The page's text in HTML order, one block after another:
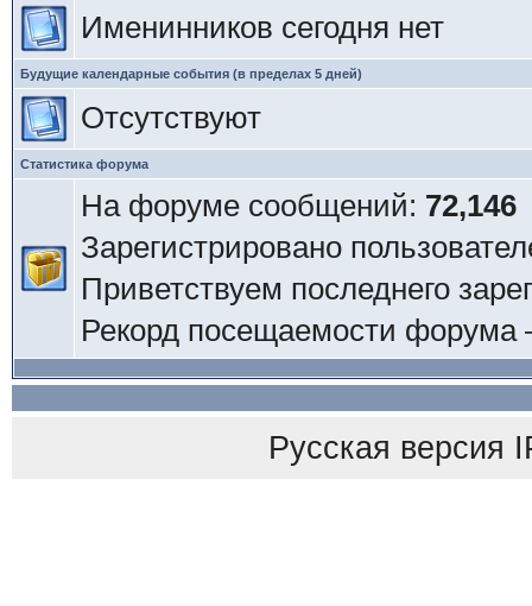
Именинников сегодня нет
Будущие календарные события (в пределах 5 дней)
Отсутствуют
Статистика форума
На форуме сообщений: 72,146
Зарегистрировано
Приветствуем последнего
Рекорд посещаемости
Русская версия